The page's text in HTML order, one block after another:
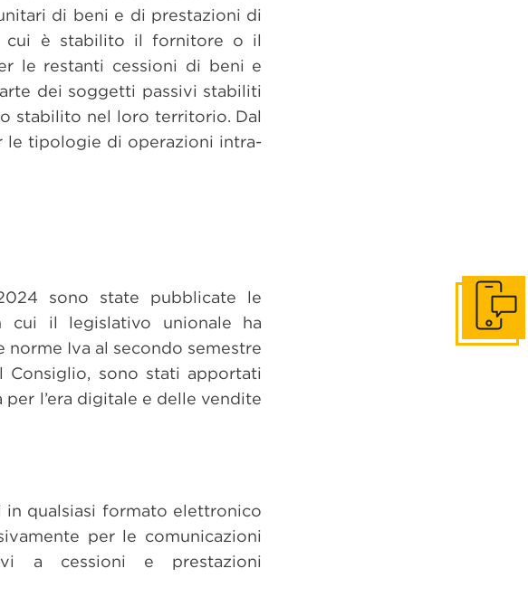
di beni e di prestazioni di
cui è stabilito il fornitore o il
le restanti cessioni di beni e
dei soggetti passivi stabiliti
stabilito nel loro territorio. Dal
le tipologie di operazioni intra-
sono state pubblicate le
cui il legislativo unionale ha
Iva al secondo semestre
sono stati apportati
l’era digitale e delle vendite
qualsiasi formato elettronico
per le comunicazioni
a cessioni e prestazioni
Get in